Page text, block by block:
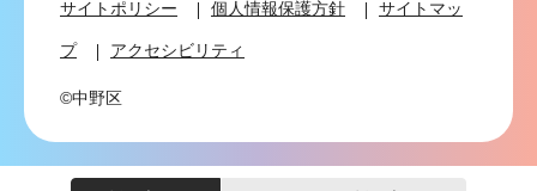
サイトポリシー 個人情報保護方針 サイトマッ
プ アクセシビリティ
©中野区